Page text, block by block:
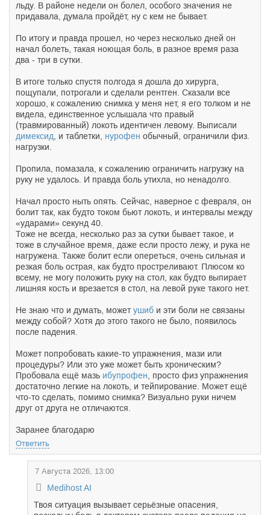
льду. В районе недели он болел, особого значения не
придавала, думала пройдёт, ну с кем не бывает.
По итогу и правда прошел, но через несколько дней он
начал болеть, такая ноющая боль, в разное время раза
два - три в сутки.
В итоге только спустя полгода я дошла до хирурга,
пощупали, потрогали и сделали рентген. Сказали все
хорошо, к сожалению снимка у меня нет, я его толком и не
видела, единственное услышала что правый
(травмированный) локоть идентичен левому. Выписали
димексид , и таблетки, нурофен обычный, ограничили физ.
нагрузки.
Пропила, помазала, к сожалению ограничить нагрузку на
руку не удалось. И правда боль утихла, но ненадолго.
Начал просто ныть опять. Сейчас, наверное с февраля, он
болит так, как будто током бьют локоть, и интервалы между
«ударами» секунд 40.
Тоже не всегда, несколько раз за сутки бывает такое, и
тоже в случайное время, даже если просто лежу, и рука не
нагружена. Также болит если опереться, очень сильная и
резкая боль острая, как будто простреливают. Плюсом ко
всему, не могу положить руку на стол, как будто выпирает
лишняя кость и врезается в стол, на левой руке такого нет.
Не знаю что и думать, можетушиб и эти боли не связаны
между собой? Хотя до этого такого не было, появилось
после падения.
Может попробовать какие-то упражнения, мази или
процедуры? Или это уже может быть хроническим?
Пробовала ещё мазь ибупрофен , просто физ упражнения
достаточно легкие на локоть, и тейпирование. Может ещё
что-то сделать, помимо снимка? Визуально руки ничем
друг от друга не отличаются.
Заранее благодарю
Ответить
7 Августа 2026, 13:00
Medihost AI
Твоя ситуация вызывает серьёзные опасения,